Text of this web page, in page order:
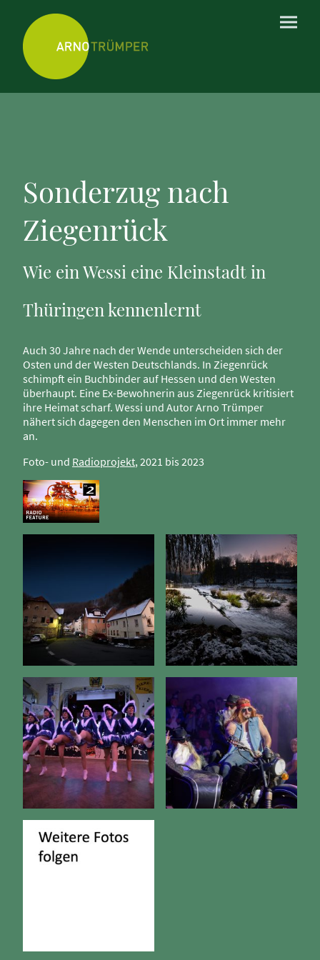
Sonderzug nach
Ziegenrück
Wie ein Wessi eine Kleinstadt in
Thüringen kennenlernt
Auch 30 Jahre nach der Wende unterscheiden sich der
Osten und der Westen Deutschlands. In Ziegenrück
schimpft ein Buchbinder auf Hessen und den Westen
überhaupt. Eine Ex-Bewohnerin aus Ziegenrück kritisiert
ihre Heimat scharf. Wessi und Autor Arno Trümper
nähert sich dagegen den Menschen im Ort immer mehr
an.
Foto- und Radioprojekt, 2021 bis 2023